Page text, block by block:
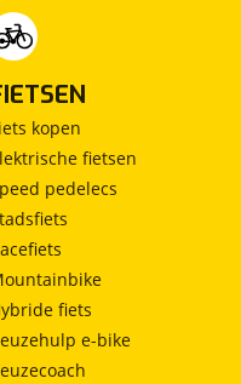
kopen
fietsen
pedelecs
fiets
e-bike